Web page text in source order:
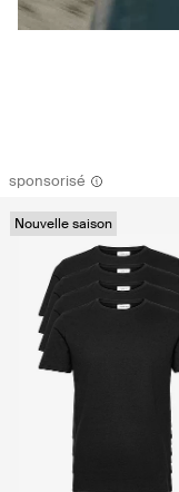
sponsorisé
Nouvelle saison